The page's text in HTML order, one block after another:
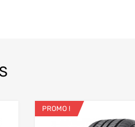
PROMO !